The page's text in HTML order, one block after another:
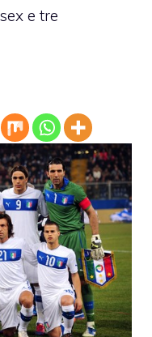
e tre